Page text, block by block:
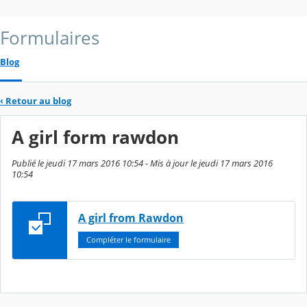
Formulaires
Blog
‹ Retour au blog
A girl form rawdon
Publié le jeudi 17 mars 2016 10:54 - Mis à jour le jeudi 17 mars 2016
10:54
A girl from Rawdon
Compléter le formulaire